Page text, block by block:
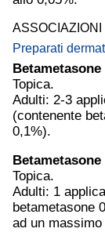
ASSOCIAZIONI
Preparati
Topica.
Adulti: 2-3
(contenente
0,1%).
Topica.
Adulti: 1
betametasone
ad un